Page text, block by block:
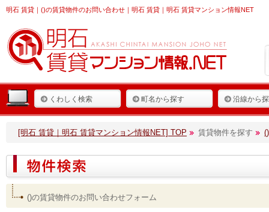
明石 賃貸 ｜()の賃貸物件のお問い合わせ｜明石 賃貸｜明石 賃貸マンション情報NET
くわしく検索 町名から探す 沿線から
[明石 賃貸｜明石 賃貸マンション情報NET] TOP 賃貸物件を探す
()の賃貸物件のお問い合わせフォーム